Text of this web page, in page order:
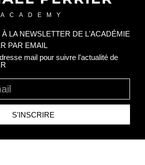
LA NEWSLETTER DE L'ACADÉMIE
PAR EMAIL​
mail pour suivre l'actualité de
S'INSCRIRE
ACADEMY